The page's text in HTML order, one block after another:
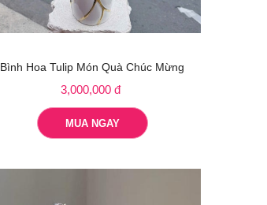
Bình Hoa Tulip Món Quà Chúc Mừng
3,000,000 đ
MUA NGAY